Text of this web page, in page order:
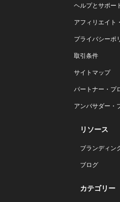
ヘルプとサポー
アフィリエイト
プライバシーポ
取引条件
サイトマップ
パートナー・プ
アンバサダー・
リソース
ブランディン
ブログ
カテゴリー